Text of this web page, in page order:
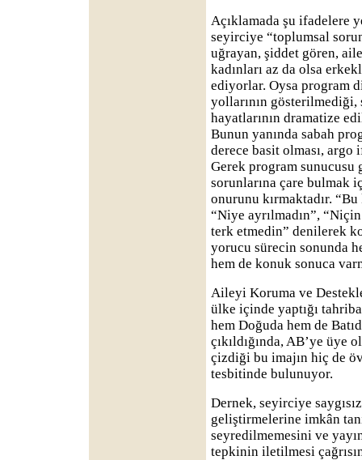
Açıklamada şu ifadelere
seyirciye “toplumsal
uğrayan, şiddet gören,
kadınları az da olsa
ediyorlar. Oysa program
yollarının
hayatlarının dramatize
Bunun yanında sabah
derece basit olması, argo
Gerek program
sorunlarına çare bulmak
onurunu kırmaktadır.
“Niye ayrılmadın”,
terk etmedin” denilerek
yorucu sürecin sonunda
hem de konuk sonuca
Aileyi Koruma ve
ülke içinde yaptığı
hem Doğuda hem de
çıkıldığında, AB’ye üye
çizdiği bu imajın hiç de
tesbitinde bulunuyor.
Dernek, seyirciye
geliştirmelerine imkân
seyredilmemesini ve
tepkinin iletilmesi